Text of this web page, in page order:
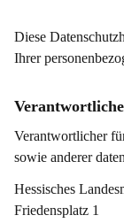
Diese
Ihrer
Verantwortlicher
sowie anderer
Hessisches
Friedensplatz 1